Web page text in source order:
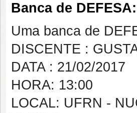
Banca de
Uma banca de
DISCENTE :
DATA : 21/02/2017
HORA: 13:00
LOCAL: UFRN -